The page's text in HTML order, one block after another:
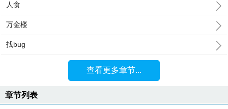
人食
万金楼
找bug
查看更多章节...
章节列表